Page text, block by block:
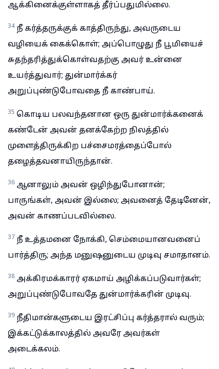
ஆக்கினைக்குள்ளாகத் தீர்ப்பதுமில்லை.
34 நீ கர்த்தருக்குக் காத்திருந்து, அவருடைய
வழியைக் கைக்கொள்; அப்பொழுது நீ பூமியைச்
சுதந்தரித்துக்கொள்வதற்கு அவர் உன்னை
உயர்த்துவார்; துன்மார்க்கர்
அறுப்புண்டுபோவதை நீ காண்பாய்.
35 கொடிய பலவந்தனான ஒரு துன்மார்க்கனைக்
கண்டேன் அவன் தனக்கேற்ற நிலத்தில்
முளைத்திருக்கிற பச்சைமரத்தைப்போல்
தழைத்தவனாயிருந்தான்.
36 ஆனாலும் அவன் ஒழிந்துபோனான்;
பாருங்கள், அவன் இல்லை; அவனைத் தேடினேன்,
அவன் காணப்படவில்லை.
37 நீ உத்தமனை நோக்கி, செம்மையானவனைப்
பார்த்திரு; அந்த மனுஷனுடைய முடிவு சமாதானம்.
38 அக்கிரமக்காரர் ஏகமாய் அழிக்கப்படுவார்கள்;
அறுப்புண்டுபோவதே துன்மார்க்கரின் முடிவு.
39 நீதிமான்களுடைய இரட்சிப்பு கர்த்தரால் வரும்;
இக்கட்டுக்காலத்தில் அவரே அவர்கள்
அடைக்கலம்.